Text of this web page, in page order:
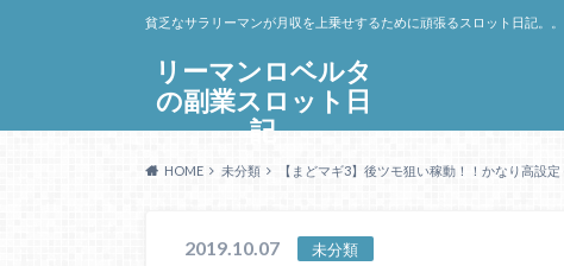
リーマンロベルタ
の副業スロット日
記
貧乏なサラリーマンが月収を上乗せするために頑張るスロット日記。。
HOME 未分類 【まどマギ3】後ツモ狙い稼動！！かなり高設
2019.10.07 未分類